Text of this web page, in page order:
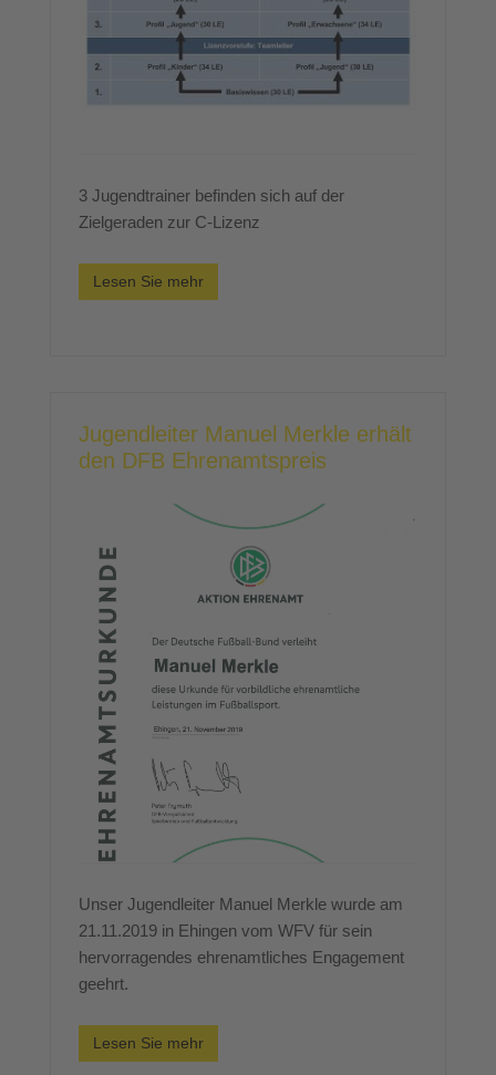
3 Jugendtrainer befinden sich auf der
Zielgeraden zur C-Lizenz
Lesen Sie mehr
Jugendleiter Manuel Merkle erhält
den DFB Ehrenamtspreis
Unser Jugendleiter Manuel Merkle wurde am
21.11.2019 in Ehingen vom WFV für sein
hervorragendes ehrenamtliches Engagement
geehrt.
Lesen Sie mehr